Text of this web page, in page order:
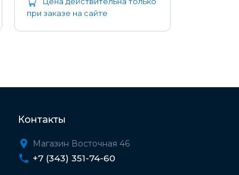
при заказе на сайте
Контакты
Магазин Восточная 46
+7 (343) 351-74-60